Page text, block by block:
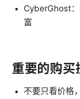
CyberGhost
富
重要的购买
不要只看价格